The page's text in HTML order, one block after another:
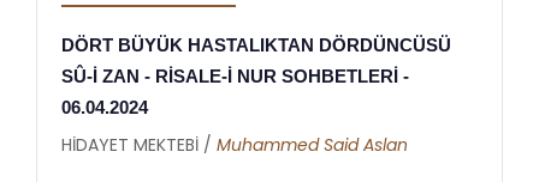
DÖRT BÜYÜK HASTALIKTAN DÖRDÜNCÜSÜ
SÛ-İ ZAN - RİSALE-İ NUR SOHBETLERİ -
06.04.2024
HİDAYET MEKTEBİ / Muhammed Said Aslan